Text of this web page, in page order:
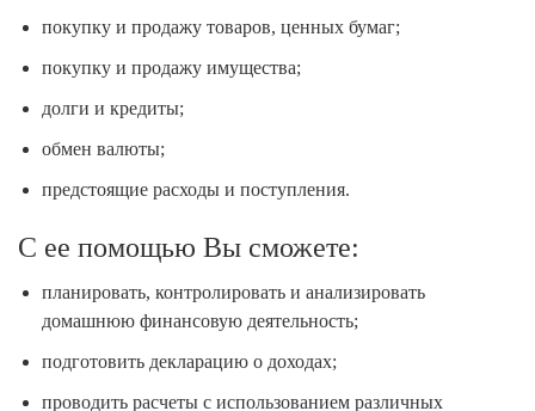
покупку и продажу товаров, ценных бумаг;
покупку и продажу имущества;
долги и кредиты;
обмен валюты;
предстоящие расходы и поступления.
С ее помощью Вы сможете:
планировать, контролировать и анализировать
домашнюю финансовую деятельность;
подготовить декларацию о доходах;
проводить расчеты с использованием различных